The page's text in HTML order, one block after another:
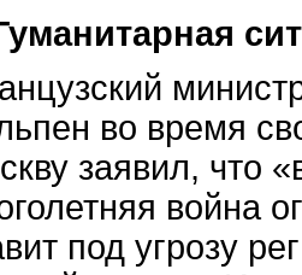
во время
заявил, что
война
под угрозу